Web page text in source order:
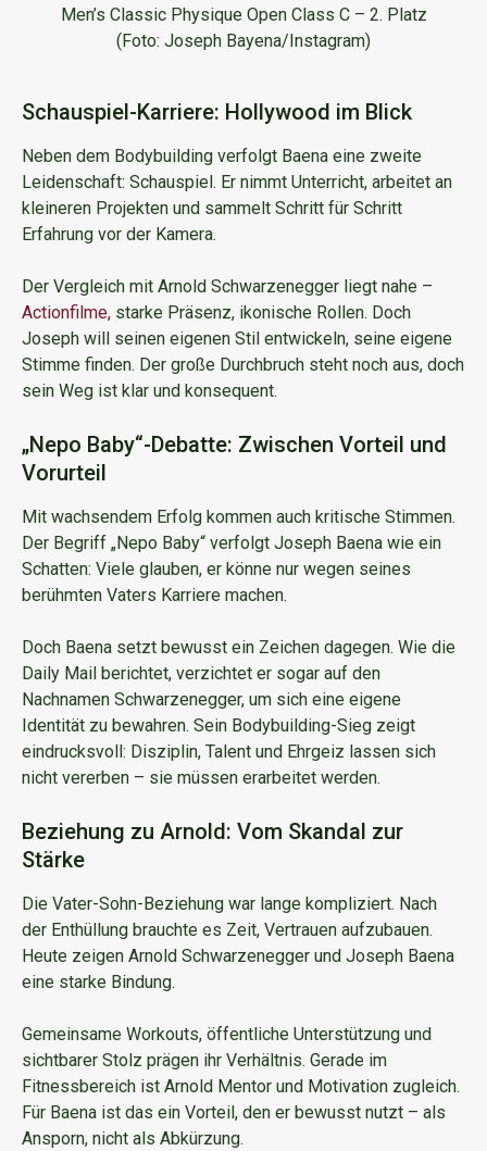
Men’s Classic Physique Open Class C – 2. Platz
(Foto: Joseph Bayena/Instagram)
Schauspiel-Karriere: Hollywood im Blick
Neben dem Bodybuilding verfolgt Baena eine zweite
Leidenschaft: Schauspiel. Er nimmt Unterricht, arbeitet an
kleineren Projekten und sammelt Schritt für Schritt
Erfahrung vor der Kamera.
Der Vergleich mit Arnold Schwarzenegger liegt nahe –
Actionfilme, starke Präsenz, ikonische Rollen. Doch
Joseph will seinen eigenen Stil entwickeln, seine eigene
Stimme finden. Der große Durchbruch steht noch aus, doch
sein Weg ist klar und konsequent.
„Nepo Baby“-Debatte: Zwischen Vorteil und
Vorurteil
Mit wachsendem Erfolg kommen auch kritische Stimmen.
Der Begriff „Nepo Baby“ verfolgt Joseph Baena wie ein
Schatten: Viele glauben, er könne nur wegen seines
berühmten Vaters Karriere machen.
Doch Baena setzt bewusst ein Zeichen dagegen. Wie die
Daily Mail berichtet, verzichtet er sogar auf den
Nachnamen Schwarzenegger, um sich eine eigene
Identität zu bewahren. Sein Bodybuilding-Sieg zeigt
eindrucksvoll: Disziplin, Talent und Ehrgeiz lassen sich
nicht vererben – sie müssen erarbeitet werden.
Beziehung zu Arnold: Vom Skandal zur
Stärke
Die Vater-Sohn-Beziehung war lange kompliziert. Nach
der Enthüllung brauchte es Zeit, Vertrauen aufzubauen.
Heute zeigen Arnold Schwarzenegger und Joseph Baena
eine starke Bindung.
Gemeinsame Workouts, öffentliche Unterstützung und
sichtbarer Stolz prägen ihr Verhältnis. Gerade im
Fitnessbereich ist Arnold Mentor und Motivation zugleich.
Für Baena ist das ein Vorteil, den er bewusst nutzt – als
Ansporn, nicht als Abkürzung.